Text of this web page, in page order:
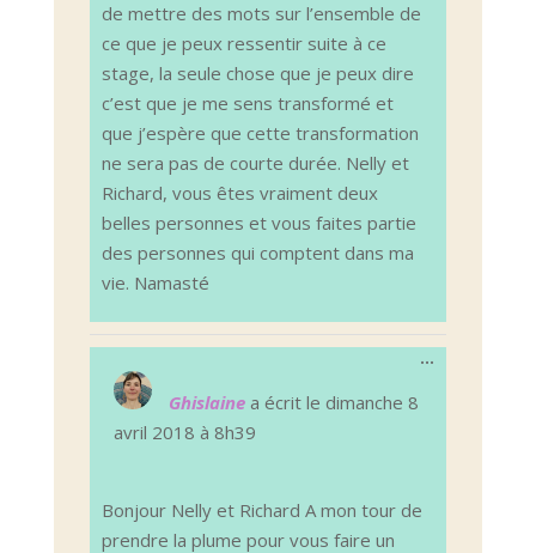
de mettre des mots sur l’ensemble de
ce que je peux ressentir suite à ce
stage, la seule chose que je peux dire
c’est que je me sens transformé et
que j’espère que cette transformation
ne sera pas de courte durée. Nelly et
Richard, vous êtes vraiment deux
belles personnes et vous faites partie
des personnes qui comptent dans ma
vie. Namasté
Ghislaine a écrit le dimanche 8
avril 2018 à 8h39
Bonjour Nelly et Richard A mon tour de
prendre la plume pour vous faire un
...